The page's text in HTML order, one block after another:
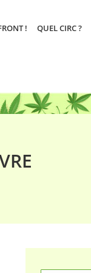
! QUEL CIRC ?